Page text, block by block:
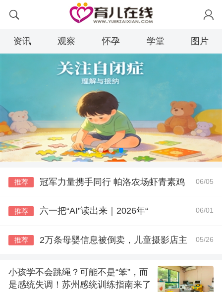
资讯 观察 怀孕 学堂 图片
06/05
推荐 冠军力量携手同行 帕洛农场虾青素鸡
06/01
推荐 六一把“AI”读出来｜2026年“
05/26
推荐 2万条母婴信息被倒卖，儿童摄影店主
小孩学不会跳绳？可能不是“笨”，而
是感统失调！苏州感统训练指南来了